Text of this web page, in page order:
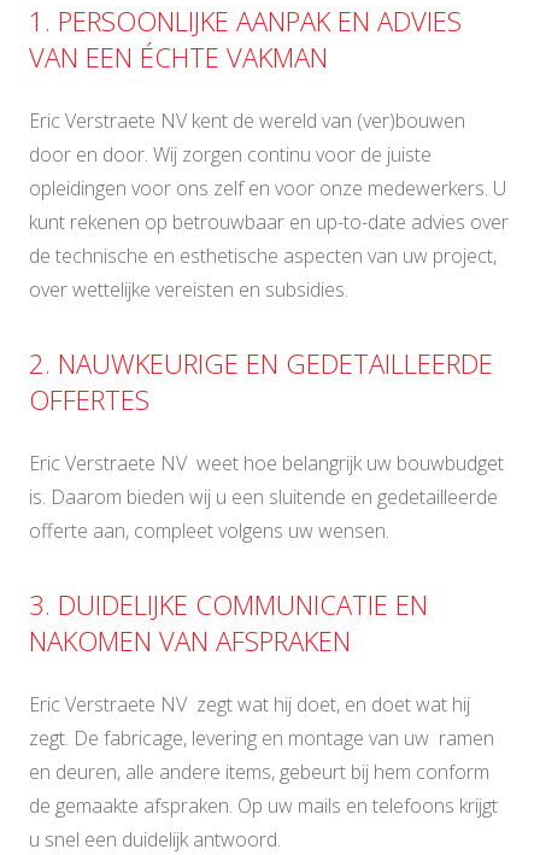
1. PERSOONLIJKE AANPAK EN ADVIES
VAN EEN ÉCHTE VAKMAN
Eric Verstraete NV kent de wereld van (ver)bouwen
door en door. Wij zorgen continu voor de juiste
opleidingen voor ons zelf en voor onze medewerkers. U
kunt rekenen op betrouwbaar en up-to-date advies over
de technische en esthetische aspecten van uw project,
over wettelijke vereisten en subsidies.
2. NAUWKEURIGE EN GEDETAILLEERDE
OFFERTES
Eric Verstraete NV weet hoe belangrijk uw bouwbudget
is. Daarom bieden wij u een sluitende en gedetailleerde
offerte aan, compleet volgens uw wensen.
3. DUIDELIJKE COMMUNICATIE EN
NAKOMEN VAN AFSPRAKEN
Eric Verstraete NV zegt wat hij doet, en doet wat hij
zegt. De fabricage, levering en montage van uw ramen
en deuren, alle andere items, gebeurt bij hem conform
de gemaakte afspraken. Op uw mails en telefoons krijgt
u snel een duidelijk antwoord.